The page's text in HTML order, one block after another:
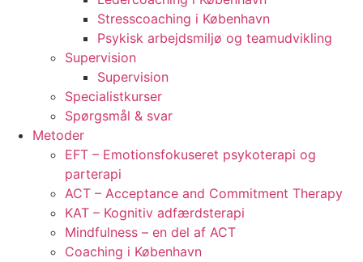
Stresscoaching i København
Psykisk arbejdsmiljø og teamudvikling
Supervision
Supervision
Specialistkurser
Spørgsmål & svar
Metoder
EFT – Emotionsfokuseret psykoterapi og
parterapi
ACT – Acceptance and Commitment Therapy
KAT – Kognitiv adfærdsterapi
Mindfulness – en del af ACT
Coaching i København